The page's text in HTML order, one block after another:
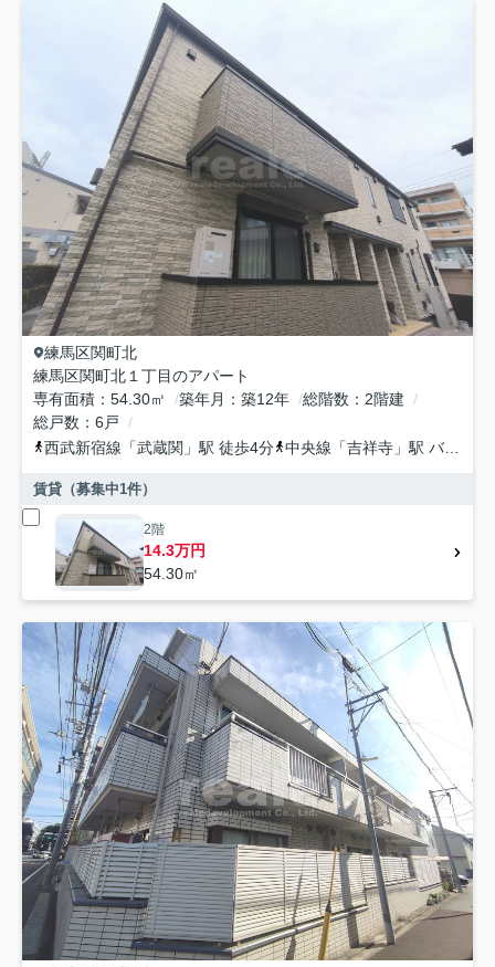
練馬区関町北
練馬区関町北１丁目のアパート
専有面積
54.30㎡ 築年月 築12年 総階数
2階建
総戸数
6戸
西武新宿線 「武蔵関 」駅 徒歩4分 中央線 「吉祥寺 」駅 バス14分 「関町北一丁目」 停歩2分
賃貸（募集中1件）
2階
14.3万円
54.30㎡